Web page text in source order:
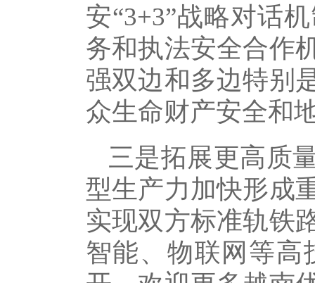
安“3+3”战略对话
务和执法安全合作
强双边和多边特别
众生命财产安全和
三是拓展更高质
型生产力加快形成
实现双方标准轨铁
智能、物联网等高